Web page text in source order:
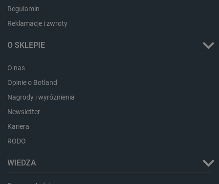
Regulamin
Reklamacje i zwroty
O SKLEPIE
O nas
Opinie o Botland
Nagrody i wyróżnienia
Newsletter
Kariera
RODO
WIEDZA